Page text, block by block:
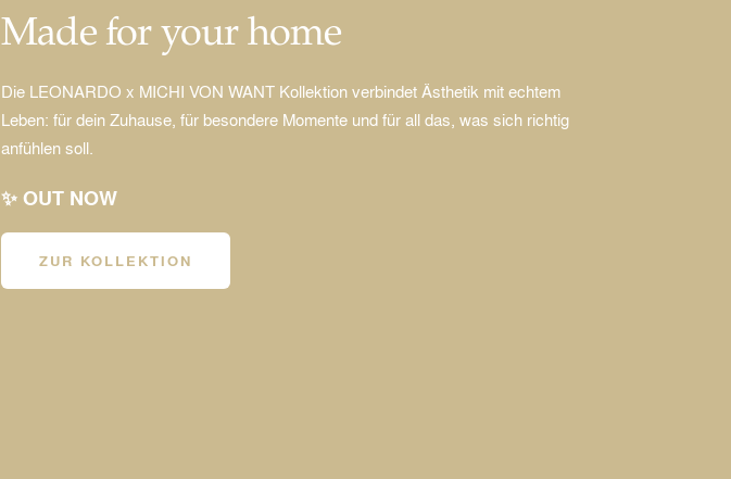
Made for your home
Die LEONARDO x MICHI VON WANT Kollektion verbindet Ästhetik mit echtem
Leben: für dein Zuhause, für besondere Momente und für all das, was sich richtig
anfühlen soll.
✨ OUT NOW
ZUR KOLLEKTION